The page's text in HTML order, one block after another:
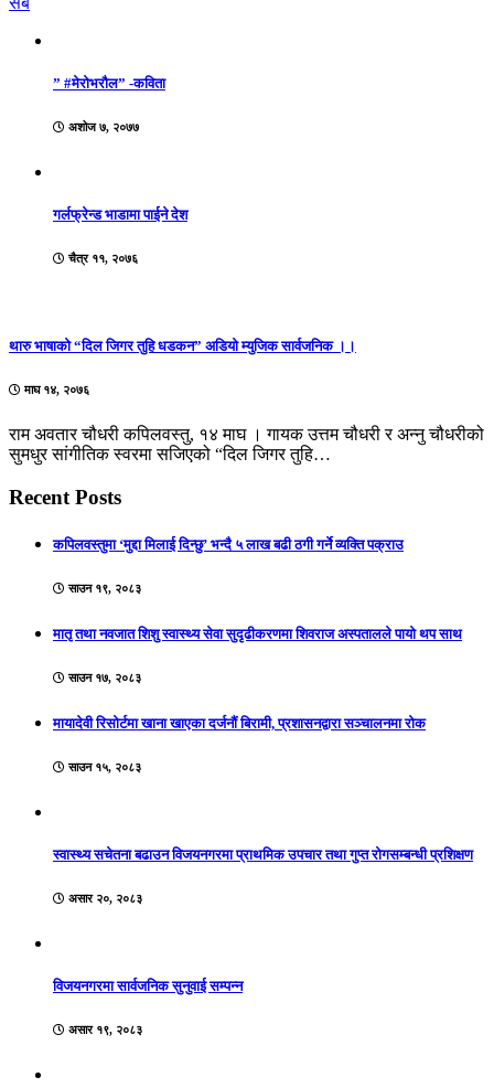
” #मेरोभरौल” -कविता
अशोज ७, २०७७
गर्लफ्रेन्ड भाडामा पाईने देश
चैत्र ११, २०७६
थारु भाषाको “दिल जिगर तुहि धडकन” अडियो म्युजिक सार्वजनिक ।।
माघ १४, २०७६
राम अवतार चौधरी कपिलवस्तु, १४ माघ । गायक उत्तम चौधरी र अन्नु चौधरीको
सुमधुर सांगीतिक स्वरमा सजिएको “दिल जिगर तुहि…
Recent Posts
कपिलवस्तुमा ‘मुद्दा मिलाई दिन्छु’ भन्दै ५ लाख बढी ठगी गर्ने व्यक्ति पक्राउ
साउन १९, २०८३
मातृ तथा नवजात शिशु स्वास्थ्य सेवा सुदृढीकरणमा शिवराज अस्पतालले पायो थप साथ
साउन १७, २०८३
मायादेवी रिसोर्टमा खाना खाएका दर्जनौं बिरामी, प्रशासनद्वारा सञ्चालनमा रोक
साउन १५, २०८३
स्वास्थ्य सचेतना बढाउन विजयनगरमा प्राथमिक उपचार तथा गुप्त रोगसम्बन्धी प्रशिक्षण
असार २०, २०८३
विजयनगरमा सार्वजनिक सुनुवाई सम्पन्न
असार १९, २०८३